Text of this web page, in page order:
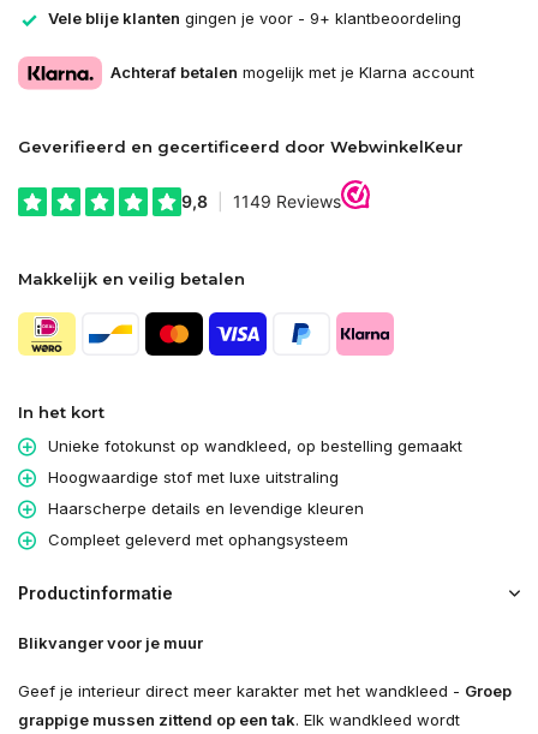
Vele blije klanten gingen je voor - 9+ klantbeoordeling
Achteraf betalen mogelijk met je Klarna account
Geverifieerd en gecertificeerd door WebwinkelKeur
Makkelijk en veilig betalen
In het kort
Unieke fotokunst op wandkleed, op bestelling gemaakt
Hoogwaardige stof met luxe uitstraling
Haarscherpe details en levendige kleuren
Compleet geleverd met ophangsysteem
Productinformatie
Blikvanger voor je muur
Geef je interieur direct meer karakter met het wandkleed - Groep
grappige mussen zittend op een tak. Elk wandkleed wordt